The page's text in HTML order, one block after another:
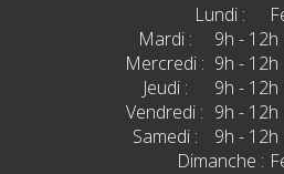
Lundi :
Mardi :
9h - 12h
Mercredi : 9h - 12h
Jeudi :
9h - 12h
Vendredi : 9h - 12h
Samedi :
9h - 12h
Dimanche :